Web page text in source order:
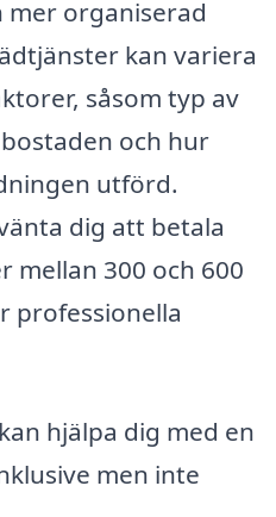
mer organiserad
kan variera
såsom typ av
och hur
utförd.
dig att betala
mellan 300 och 600
professionella
hjälpa dig med en
men inte